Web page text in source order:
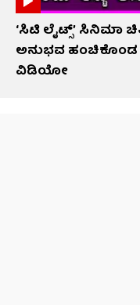
‘ಸಿಟಿ ಲೈಟ್ಸ್’ ಸಿನಿಮಾ
ಅನುಭವ
ವಿಡಿಯೋ